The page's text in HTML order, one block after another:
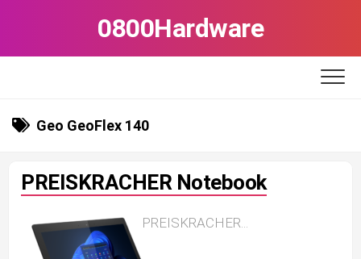
0800Hardware
Geo GeoFlex 140
PREISKRACHER Notebook
PREISKRACHER...